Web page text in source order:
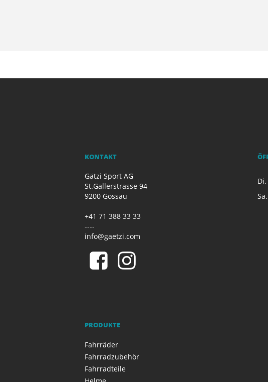
KONTAKT
Gätzi Sport AG
St.Gallerstrasse 94
9200 Gossau
+41 71 388 33 33
----
info@gaetzi.com
Sa.
PRODUKTE
Fahrräder
Fahrradzubehör
Fahrradteile